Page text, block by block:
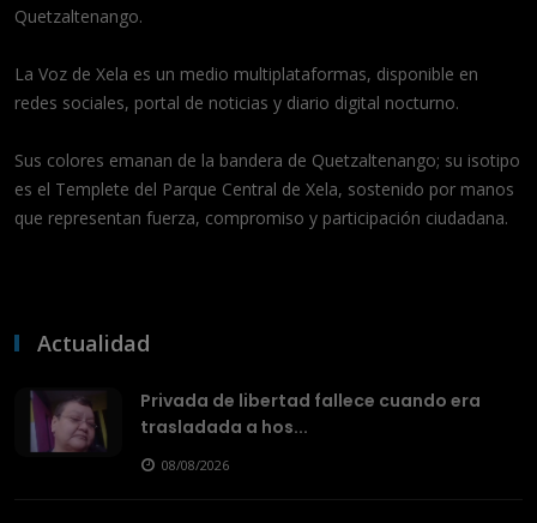
Quetzaltenango.
La Voz de Xela es un medio multiplataformas, disponible en
redes sociales, portal de noticias y diario digital nocturno.
Sus colores emanan de la bandera de Quetzaltenango; su isotipo
es el Templete del Parque Central de Xela, sostenido por manos
que representan fuerza, compromiso y participación ciudadana.
Actualidad
Privada de libertad fallece cuando era
trasladada a hos...
08/08/2026